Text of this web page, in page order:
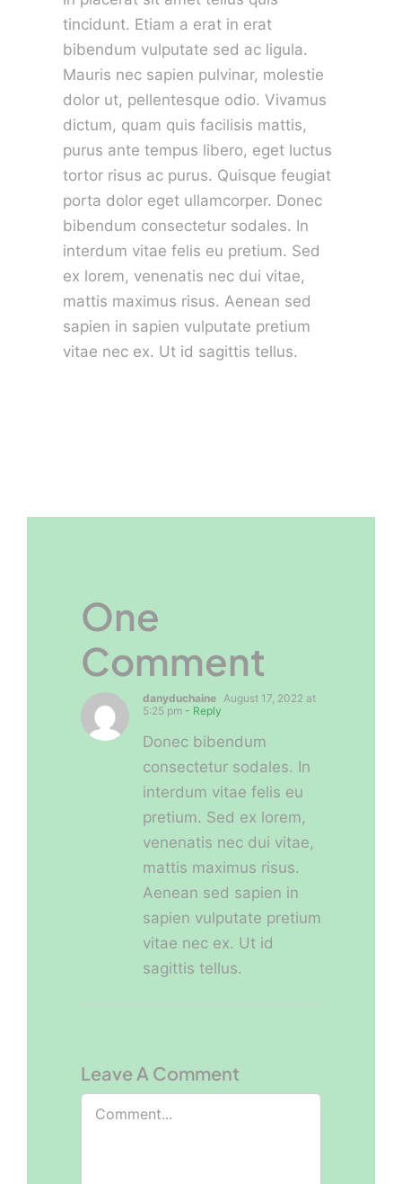
tincidunt. Etiam a erat in erat
bibendum vulputate sed ac ligula.
Mauris nec sapien pulvinar, molestie
dolor ut, pellentesque odio. Vivamus
dictum, quam quis facilisis mattis,
purus ante tempus libero, eget luctus
tortor risus ac purus. Quisque feugiat
porta dolor eget ullamcorper. Donec
bibendum consectetur sodales. In
interdum vitae felis eu pretium. Sed
ex lorem, venenatis nec dui vitae,
mattis maximus risus. Aenean sed
sapien in sapien vulputate pretium
vitae nec ex. Ut id sagittis tellus.
One
Comment
danyduchaine August 17, 2022 at
5:25 pm - Reply
Donec bibendum
consectetur sodales. In
interdum vitae felis eu
pretium. Sed ex lorem,
venenatis nec dui vitae,
mattis maximus risus.
Aenean sed sapien in
sapien vulputate pretium
vitae nec ex. Ut id
sagittis tellus.
Leave A Comment
Comment